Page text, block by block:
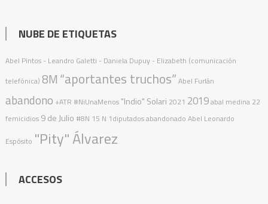
NUBE DE ETIQUETAS
Abel Pintos - Leandro Galetti - Daniela Dupuy - Elizabeth (comunicación
telefónica) 8M “aportantes truchos” Abel Furlán
abandono +ATR #NiUnaMenos "Indio" Solari 2021 2019abal medina 22
femicidios 9 de Julio #8N 15 N 1diputadosabandonado Abel Leonardo
Espósito "Pity" Álvarez
ACCESOS